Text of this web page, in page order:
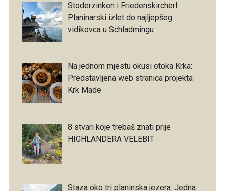
Stoderzinken i Friedenskircherl:
Planinarski izlet do najljepšeg
vidikovca u Schladmingu
Na jednom mjestu okusi otoka Krka:
Predstavljena web stranica projekta
Krk Made
8 stvari koje trebaš znati prije
HIGHLANDERA VELEBIT
Staza oko tri planinska jezera: Jedna